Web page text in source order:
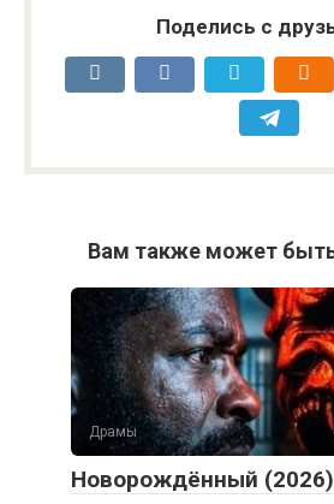
Поделись с
Вам также может быть
Драмы
Новорождённый (2026)